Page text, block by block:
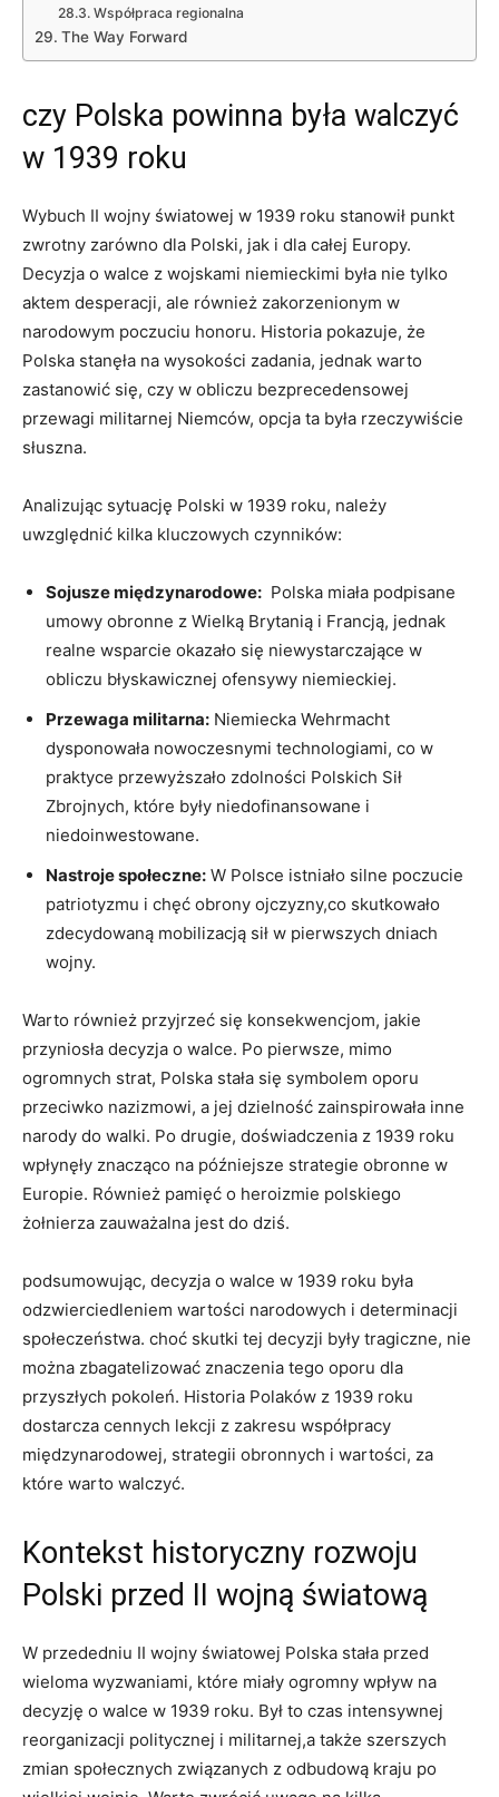
Współpraca regionalna
The Way⁢ Forward
czy Polska ⁢powinna była walczyć
w ⁤1939 roku
Wybuch II wojny światowej w 1939 roku stanowił punkt
⁢zwrotny zarówno dla Polski, jak ‌i dla całej Europy.
⁤Decyzja o walce ‍z wojskami niemieckimi była nie tylko
aktem desperacji, ale⁢ również zakorzenionym w
narodowym poczuciu honoru.​ Historia⁣ pokazuje, że
Polska stanęła na wysokości zadania, jednak warto
zastanowić ⁤się, czy w obliczu bezprecedensowej⁢
przewagi ⁣militarnej​ Niemców, opcja ta była rzeczywiście
słuszna.
Analizując sytuację Polski w 1939 roku, należy
uwzględnić kilka kluczowych czynników:
Sojusze międzynarodowe: ‍ Polska miała podpisane
‍umowy obronne z Wielką Brytanią i Francją, jednak‌
realne wsparcie okazało się niewystarczające w
obliczu błyskawicznej ofensywy niemieckiej.
Przewaga​ militarna: Niemiecka Wehrmacht
dysponowała nowoczesnymi technologiami, co w
praktyce przewyższało zdolności Polskich Sił⁣
Zbrojnych, które były niedofinansowane i
niedoinwestowane.
Nastroje społeczne: W Polsce istniało ​silne poczucie
patriotyzmu i⁢ chęć‍ obrony ojczyzny,co skutkowało
zdecydowaną mobilizacją sił w pierwszych dniach
wojny.
Warto ⁤również przyjrzeć się konsekwencjom, jakie
przyniosła ⁤decyzja o walce.​ Po pierwsze, mimo
⁢ogromnych strat, Polska stała się symbolem ‌oporu
przeciwko nazizmowi, a jej dzielność zainspirowała inne
narody do walki. Po drugie, doświadczenia ⁢z 1939 roku
wpłynęły ‌znacząco na​ późniejsze strategie‍ obronne w
Europie.⁤ Również pamięć o heroizmie polskiego
żołnierza zauważalna jest do dziś.
podsumowując, decyzja o walce w 1939​ roku była
odzwierciedleniem wartości ⁤narodowych i determinacji
społeczeństwa. choć skutki tej ⁣decyzji były tragiczne, nie
można zbagatelizować ⁤znaczenia tego oporu dla
przyszłych pokoleń. Historia Polaków z 1939 roku
dostarcza cennych‍ lekcji z zakresu współpracy
międzynarodowej,​ strategii obronnych​ i⁤ wartości, za
które warto walczyć.
Kontekst historyczny rozwoju
Polski przed II⁢ wojną światową
W przededniu II wojny światowej ⁤Polska stała przed ​
wieloma wyzwaniami,⁤ które‍ miały ogromny wpływ na
decyzję o walce w 1939 roku.⁣ Był to czas ​intensywnej
reorganizacji politycznej i militarnej,a także szerszych
zmian społecznych związanych⁢ z odbudową kraju po